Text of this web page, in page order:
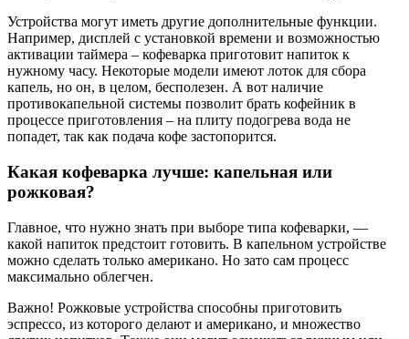
Устройства могут иметь другие дополнительные функции.
Например, дисплей с установкой времени и возможностью
активации таймера – кофеварка приготовит напиток к
нужному часу. Некоторые модели имеют лоток для сбора
капель, но он, в целом, бесполезен. А вот наличие
противокапельной системы позволит брать кофейник в
процессе приготовления – на плиту подогрева вода не
попадет, так как подача кофе застопорится.
Какая кофеварка лучше: капельная или
рожковая?
Главное, что нужно знать при выборе типа кофеварки, —
какой напиток предстоит готовить. В капельном устройстве
можно сделать только американо. Но зато сам процесс
максимально облегчен.
Важно! Рожковые устройства способны приготовить
эспрессо, из которого делают и американо, и множество